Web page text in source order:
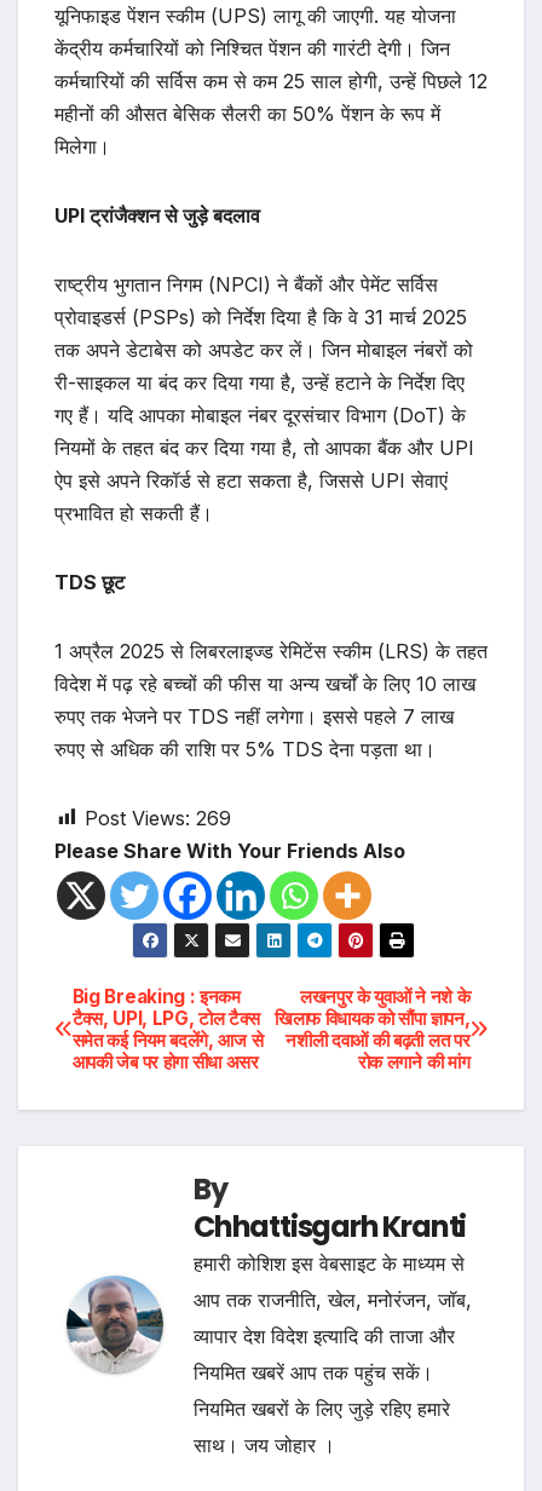
यूनिफाइड पेंशन स्कीम (UPS) लागू की जाएगी. यह योजना
केंद्रीय कर्मचारियों को निश्चित पेंशन की गारंटी देगी। जिन
कर्मचारियों की सर्विस कम से कम 25 साल होगी, उन्हें पिछले 12
महीनों की औसत बेसिक सैलरी का 50% पेंशन के रूप में
मिलेगा।
UPI ट्रांजैक्शन से जुड़े बदलाव
राष्ट्रीय भुगतान निगम (NPCI) ने बैंकों और पेमेंट सर्विस
प्रोवाइडर्स (PSPs) को निर्देश दिया है कि वे 31 मार्च 2025
तक अपने डेटाबेस को अपडेट कर लें। जिन मोबाइल नंबरों को
री-साइकल या बंद कर दिया गया है, उन्हें हटाने के निर्देश दिए
गए हैं। यदि आपका मोबाइल नंबर दूरसंचार विभाग (DoT) के
नियमों के तहत बंद कर दिया गया है, तो आपका बैंक और UPI
ऐप इसे अपने रिकॉर्ड से हटा सकता है, जिससे UPI सेवाएं
प्रभावित हो सकती हैं।
TDS छूट
1 अप्रैल 2025 से लिबरलाइज्ड रेमिटेंस स्कीम (LRS) के तहत
विदेश में पढ़ रहे बच्चों की फीस या अन्य खर्चों के लिए 10 लाख
रुपए तक भेजने पर TDS नहीं लगेगा। इससे पहले 7 लाख
रुपए से अधिक की राशि पर 5% TDS देना पड़ता था।
Post Views: 269
Please Share With Your Friends Also
Post
navigation
लखनपुर के युवाओं ने नशे के
खिलाफ विधायक को सौंपा ज्ञापन,
नशीली दवाओं की बढ़ती लत पर
रोक लगाने की मांग
Big Breaking : इनकम
टैक्स, UPI, LPG, टोल टैक्स
समेत कई नियम बदलेंगे, आज से
आपकी जेब पर होगा सीधा असर
By
Chhattisgarh Kranti
हमारी कोशिश इस वेबसाइट के माध्यम से
आप तक राजनीति, खेल, मनोरंजन, जॉब,
व्यापार देश विदेश इत्यादि की ताजा और
नियमित खबरें आप तक पहुंच सकें।
नियमित खबरों के लिए जुड़े रहिए हमारे
साथ। जय जोहार ।